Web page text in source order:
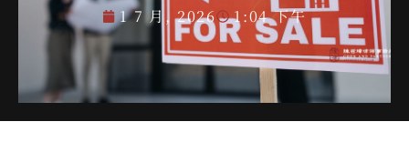
1 7 月, 2026 1:04 下午